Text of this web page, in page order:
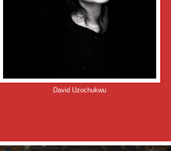
David Uzochukwu